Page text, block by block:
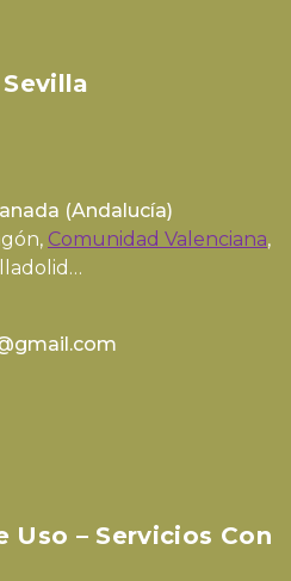
(Andalucía)
Comunidad Valenciana,
Uso – Servicios Con